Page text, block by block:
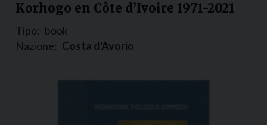
Korhogo en Côte d’Ivoire 1971-2021
Tipo: book
Nazione: Costa d'Avorio